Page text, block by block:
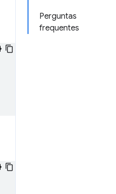
Perguntas
frequentes